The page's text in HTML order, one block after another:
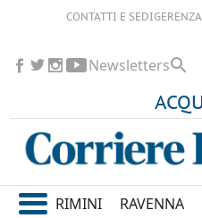
CONTATTI E SEDIGERENZA
Newsletters
RIMINI RAVENNA